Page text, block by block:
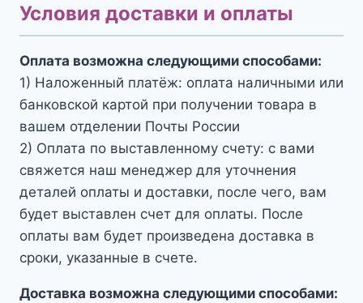
Условия доставки и оплаты
Оплата возможна следующими способами:
1) Наложенный платёж: оплата наличными или
банковской картой при получении товара в
вашем отделении Почты России
2) Оплата по выставленному счету: с вами
свяжется наш менеджер для уточнения
деталей оплаты и доставки, после чего, вам
будет выставлен счет для оплаты. После
оплаты вам будет произведена доставка в
сроки, указанные в счете.
Доставка возможна следующими способами: